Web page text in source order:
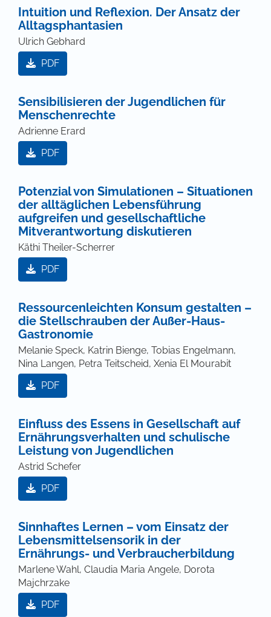
Intuition und Reflexion. Der Ansatz der
Alltagsphantasien
Ulrich Gebhard
PDF
Sensibilisieren der Jugendlichen für
Menschenrechte
Adrienne Erard
PDF
Potenzial von Simulationen – Situationen
der alltäglichen Lebensführung
aufgreifen und gesellschaftliche
Mitverantwortung diskutieren
Käthi Theiler-Scherrer
PDF
Ressourcenleichten Konsum gestalten –
die Stellschrauben der Außer-Haus-
Gastronomie
Melanie Speck, Katrin Bienge, Tobias Engelmann,
Nina Langen, Petra Teitscheid, Xenia El Mourabit
PDF
Einfluss des Essens in Gesellschaft auf
Ernährungsverhalten und schulische
Leistung von Jugendlichen
Astrid Schefer
PDF
Sinnhaftes Lernen – vom Einsatz der
Lebensmittelsensorik in der
Ernährungs- und Verbraucherbildung
Marlene Wahl, Claudia Maria Angele, Dorota
Majchrzake
PDF